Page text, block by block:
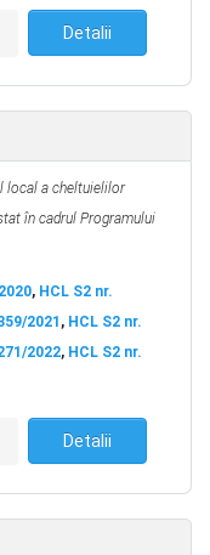
Detalii
local a cheltuielilor
în cadrul Programului
, HCL S2 nr.
2021 , HCL S2 nr.
2022, HCL S2 nr.
Detalii